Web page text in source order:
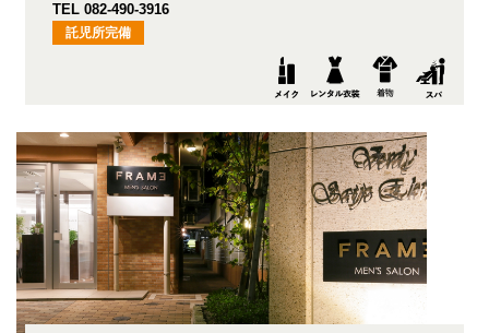
TEL 082-490-3916
託児所完備